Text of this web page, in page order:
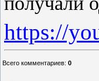
https://
Всего комментариев: 0